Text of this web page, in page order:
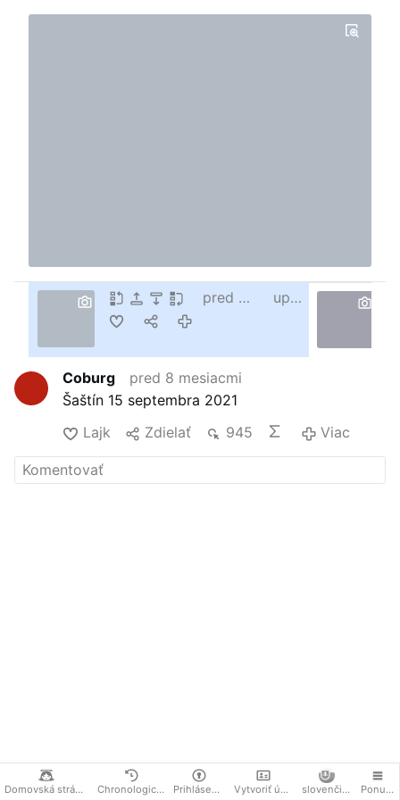
Domovská stránka Chronologicky Prihlásenie Vytvoriť účet slovenčina Ponuka
pred 8 mesiacmi upravené
Coburg
pred 8 mesiacmi
Šaštín 15 septembra 2021
Lajk
Zdielať 945 Viac